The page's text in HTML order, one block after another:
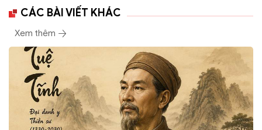
CÁC BÀI VIẾT KHÁC
Xem thêm